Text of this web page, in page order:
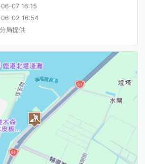
07 16:15
06-02 16:54
局提供